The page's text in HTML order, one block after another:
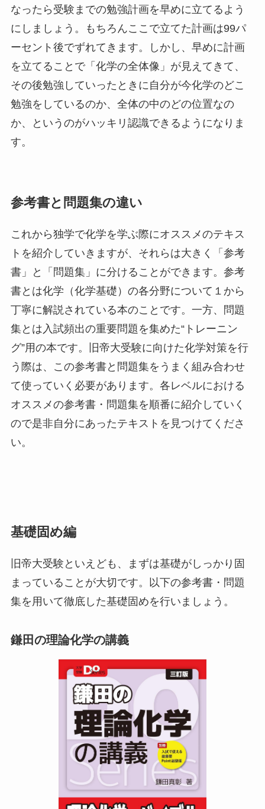
なったら受験までの勉強計画を早めに立てるよう
にしましょう。もちろんここで立てた計画は99パ
ーセント後でずれてきます。しかし、早めに計画
を立てることで「化学の全体像」が見えてきて、
その後勉強していったときに自分が今化学のどこ
勉強をしているのか、全体の中のどの位置なの
か、というのがハッキリ認識できるようになりま
す。
参考書と問題集の違い
これから独学で化学を学ぶ際にオススメのテキス
トを紹介していきますが、それらは大きく「参考
書」と「問題集」に分けることができます。参考
書とは化学（化学基礎）の各分野について１から
丁寧に解説されている本のことです。一方、問題
集とは入試頻出の重要問題を集めた“トレーニン
グ”用の本です。旧帝大受験に向けた化学対策を行
う際は、この参考書と問題集をうまく組み合わせ
て使っていく必要があります。各レベルにおける
オススメの参考書・問題集を順番に紹介していく
ので是非自分にあったテキストを見つけてくださ
い。
基礎固め編
旧帝大受験といえども、まずは基礎がしっかり固
まっていることが大切です。以下の参考書・問題
集を用いて徹底した基礎固めを行いましょう。
鎌田の理論化学の講義